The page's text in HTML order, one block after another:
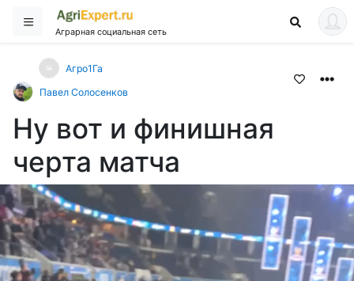
Аграрная социальная сеть
Агро1Га
Павел Солосенков
Ну вот и финишная
черта матча